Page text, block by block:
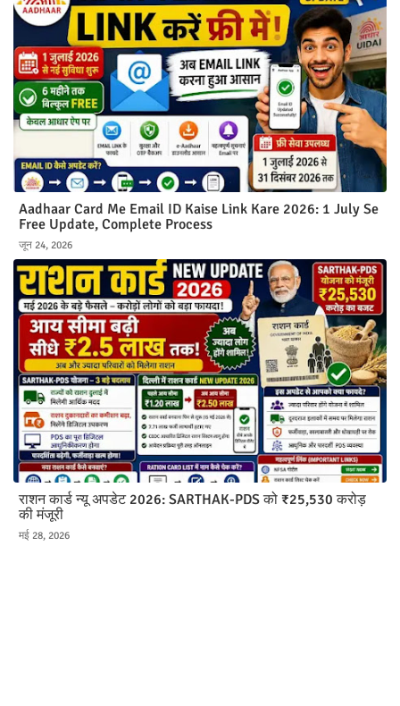
Aadhaar Card Me Email ID Kaise Link Kare 2026: 1 July Se
Free Update, Complete Process
जून 24, 2026
राशन कार्ड न्यू अपडेट 2026: SARTHAK-PDS को ₹25,530 करोड़
की मंजूरी
मई 28, 2026